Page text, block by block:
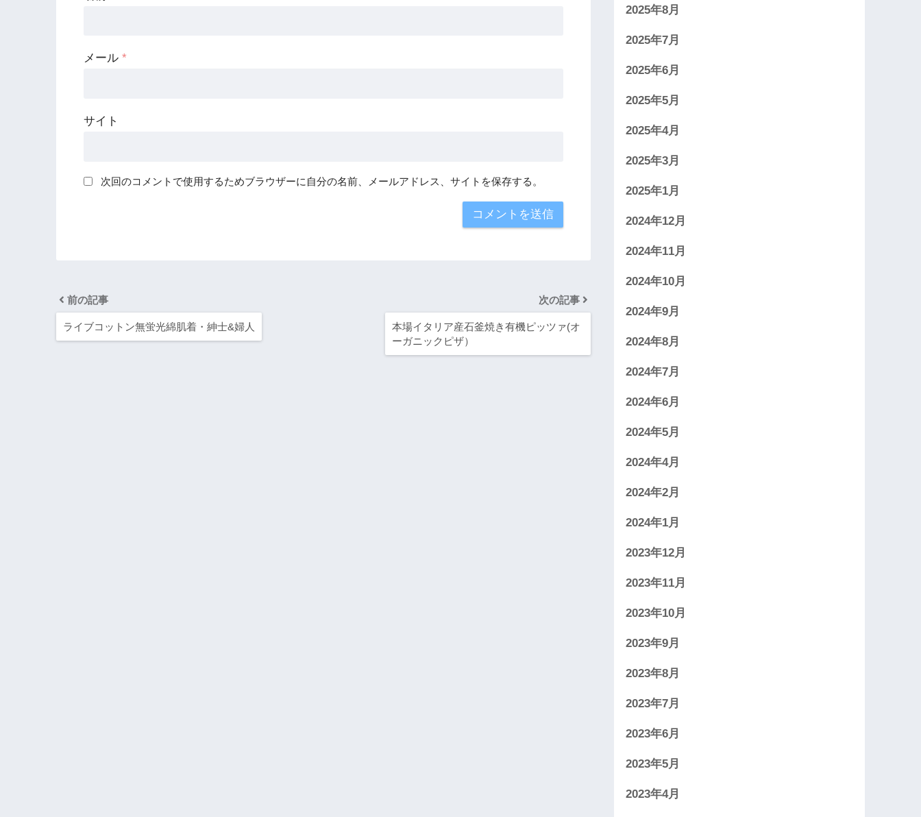
メール *
サイト
次回のコメントで使用するためブラウザーに自分の名前、メールアドレス、サイトを保存する。
前の記事
ライブコットン無蛍光綿肌着・紳士&婦人
次の記事
本場イタリア産石釜焼き有機ピッツァ(オ
ーガニックピザ）
2025年8月
2025年7月
2025年6月
2025年5月
2025年4月
2025年3月
2025年1月
2024年12月
2024年11月
2024年10月
2024年9月
2024年8月
2024年7月
2024年6月
2024年5月
2024年4月
2024年2月
2024年1月
2023年12月
2023年11月
2023年10月
2023年9月
2023年8月
2023年7月
2023年6月
2023年5月
2023年4月